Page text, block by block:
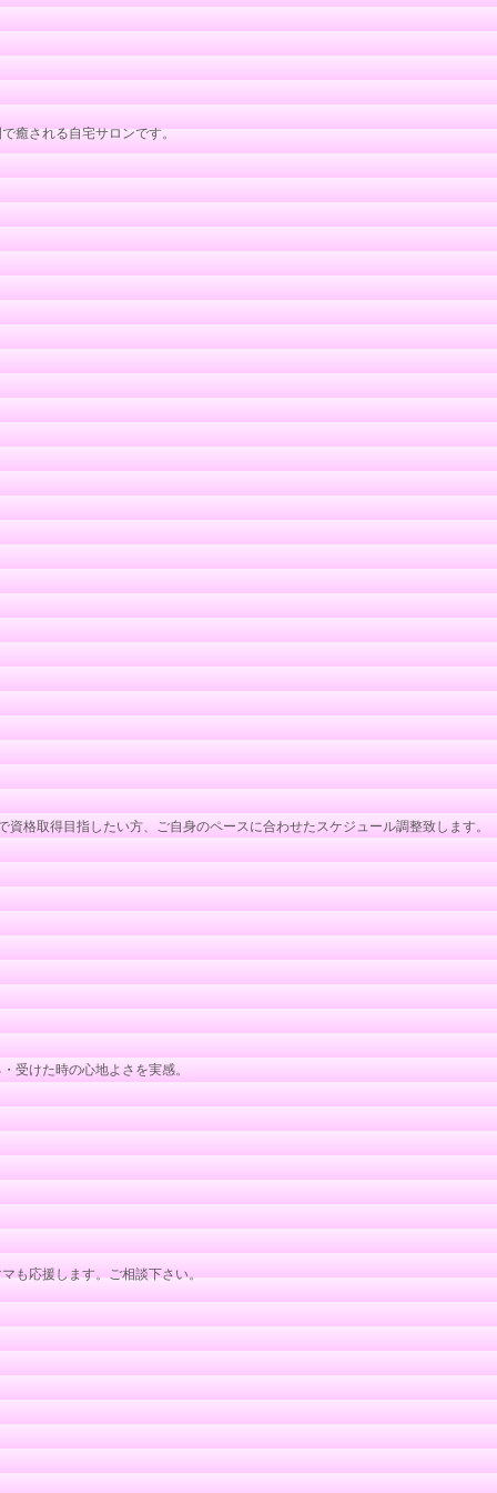
癒される自宅サロンです。
格取得目指したい方、ご自身のペースに合わせたスケジュール調整致します。
受けた時の心地よさを実感。
も応援します。ご相談下さい。